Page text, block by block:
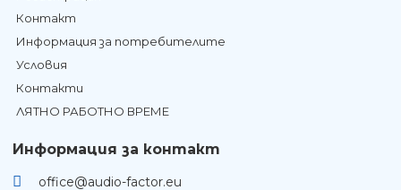
Контакт
Информация за потребителите
Условия
Контакти
ЛЯТНО РАБОТНО ВРЕМЕ
Информация за контакт
office@audio-factor.eu